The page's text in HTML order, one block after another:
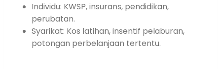
Individu: KWSP, insurans, pendidikan,
perubatan.
Syarikat: Kos latihan, insentif pelaburan,
potongan perbelanjaan tertentu.